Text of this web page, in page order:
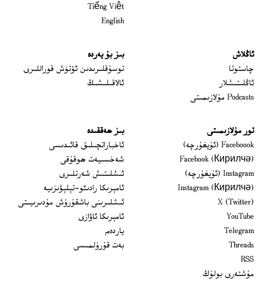
Tiếng Việt
English
ئاڭلاش
چاستوتا
ئاڭلىتىشلار
Podcasts مۇلازىمىتى
بىز بۇ يەردە
توسۇقلىرىدىن ئۆتۈش قوراللىرى
ئالاقىلىشىڭ
تور مۇلازىمىتى
Faceboook (ئۇيغۇرچە)
Opens in new window
Facebook (Кирилчә)
Opens in new window
Instagram (ئۇيغۇرچە)
Opens in new window
Instagram (Кирилчә)
Opens in new window
X (Twitter)
YouTube
Telegram
Threads
RSS
مۇشتەرى بولۇڭ
بىز ھەققىدە
ئاخباراتچىلىق قائىدىسى
شەخسىيەت ھوقۇقى
ئىشلىتىش شەرتلىرى
ئامېرىكا رادىئو-تېلېۋىزىيە
ئىشلىرىنى باشقۇرۇش مۇدىرىيىتى
ئامېرىكا ئاۋازى
ياردەم
بەت قۇرۇلمىسى